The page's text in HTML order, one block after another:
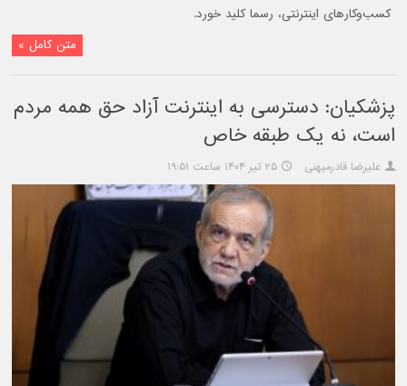
کسب‌وکارهای اینترنتی، رسما کلید خورد.
متن کامل »
پزشکیان: دسترسی به اینترنت آزاد حق همه مردم
است، نه یک طبقه خاص
علیرضا قادرمیهنی ۲۵ تیر ۱۴۰۴ ساعت ۱۹:۵۱